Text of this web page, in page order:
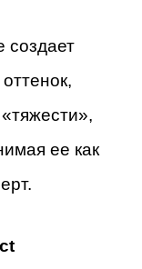
создает
ее как